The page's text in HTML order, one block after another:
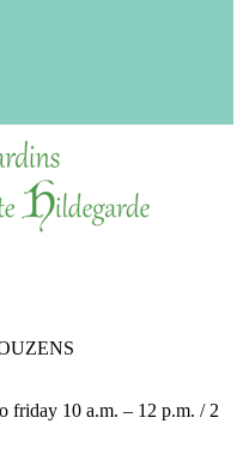
friday 10 a.m. – 12 p.m. / 2